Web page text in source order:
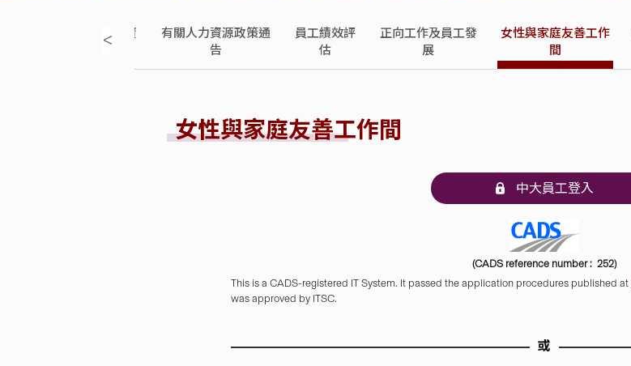
<
員工薪酬資
有關人力資源政策通
告
員工績效評
估
正向工作及員工發
展
女性與家庭友善工作
間
女性與家庭友善工作間
中大員工登入
(CADS reference number : 252)
This is a CADS-registered IT System. It passed the application procedures published at
was approved by ITSC.
或